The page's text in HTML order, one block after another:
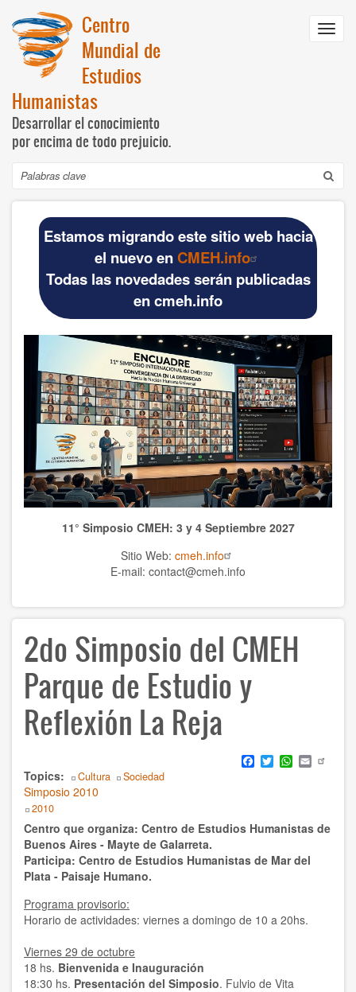
contenido
principal
Centro
Mundial de
Estudios
Humanistas
Desarrollar el conocimiento
por encima de todo prejuicio.
Buscar
principal
INICIO
DOCUMENTOS BÁSICOS
CMEH
Publicaciones CMEH
TEMAS
Antropología
Ciencias naturales
Ciencias
Cultura
Espiritualidad
Historia
Humanismo
Política
Psicología
Salud
Sociedad
Ildefonso Hernández Silva
Estamos migrando este sitio web hacia
el nuevo en CMEH.info
Todas las novedades serán publicadas
en cmeh.info
11° Simposio CMEH: 3 y 4 Septiembre 2027
Sitio Web: cmeh.info
E-mail: contact@cmeh.info
2do Simposio del CMEH
Parque de Estudio y
Reflexión La Reja
Facebook
TwitterWhatsApp
Email
Topics Cultura Sociedad
Simposio 2010
2010
Body
Centro que organiza: Centro de Estudios Humanistas de
Buenos Aires - Mayte de Galarreta.
Participa: Centro de Estudios Humanistas de Mar del
Plata - Paisaje Humano.
Programa provisorio:
Horario de actividades: viernes a domingo de 10 a 20hs.
Viernes 29 de octubre
18 hs. Bienvenida e Inauguración
18:30 hs. Presentación del Simposio. Fulvio de Vita